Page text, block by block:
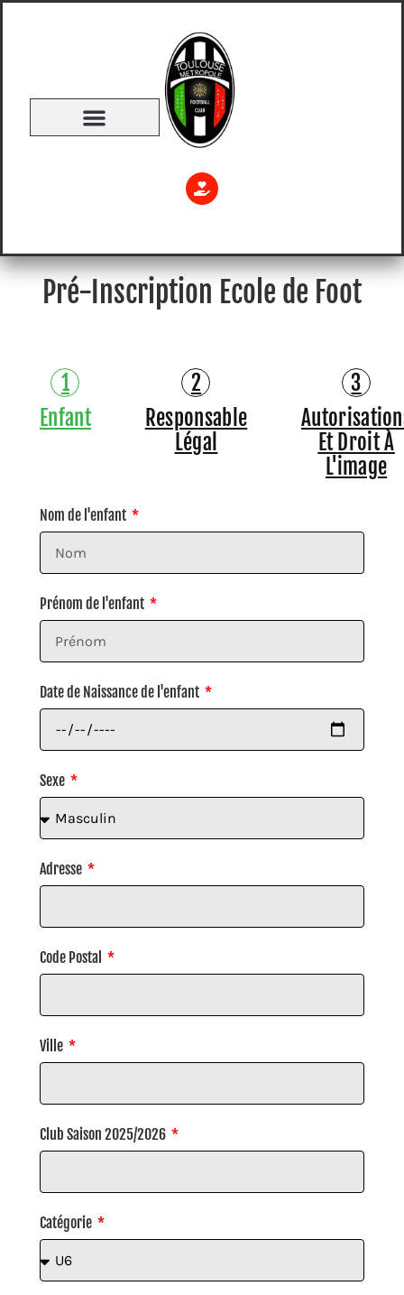
Pré-Inscription Ecole de Foot
1
Enfant
2
Responsable
Légal
3
Et Droit À
L'image
Nom de l'enfant
Prénom de l'enfant
Date de Naissance de l'enfant
Sexe
Adresse
Code Postal
Ville
Club Saison 2025/2026
Catégorie